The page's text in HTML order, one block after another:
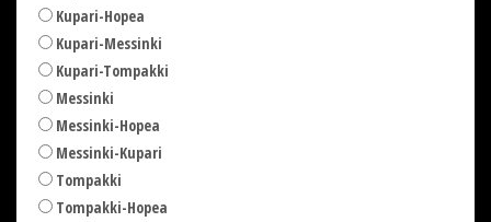
Kupari-Hopea
Kupari-Messinki
Kupari-Tompakki
Messinki
Messinki-Hopea
Messinki-Kupari
Tompakki
Tompakki-Hopea